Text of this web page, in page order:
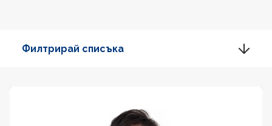
Филтрирай списъка